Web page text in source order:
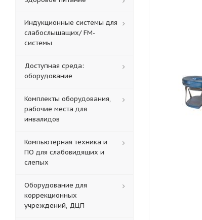
Индукционные системы для
слабослышащих/ FM-
системы
Доступная среда:
оборудование
Комплекты оборудования,
рабочие места для
инвалидов
Компьютерная техника и
ПО для слабовидящих и
слепых
Оборудование для
коррекционных
учреждений, ДЦП